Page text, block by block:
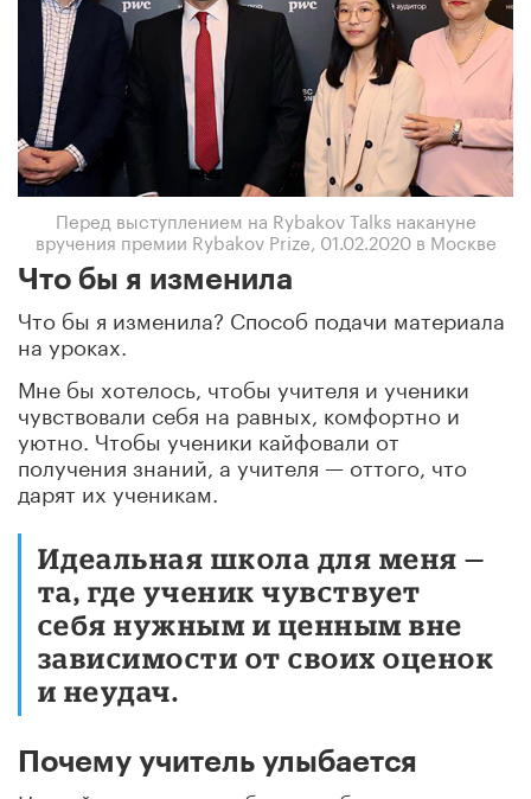
Перед выступлением на Rybakov Talks накануне
вручения премии Rybakov Prize, 01.02.2020 в Москве
Что бы я изменила
Что бы я изменила? Способ подачи материала
на уроках.
Мне бы хотелось, чтобы учителя и ученики
чувствовали себя на равных, комфортно и
уютно. Чтобы ученики кайфовали от
получения знаний, а учителя — оттого, что
дарят их ученикам.
Идеальная школа для меня —
та, где ученик чувствует
себя нужным и ценным вне
зависимости от своих оценок
и неудач.
Почему учитель улыбается